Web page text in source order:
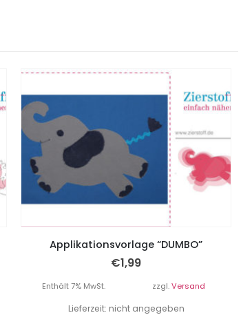
Applikationsvorlage “DUMBO”
€1,99
Enthält 7% MwSt. zzgl.Versand
Lieferzeit: nicht angegeben